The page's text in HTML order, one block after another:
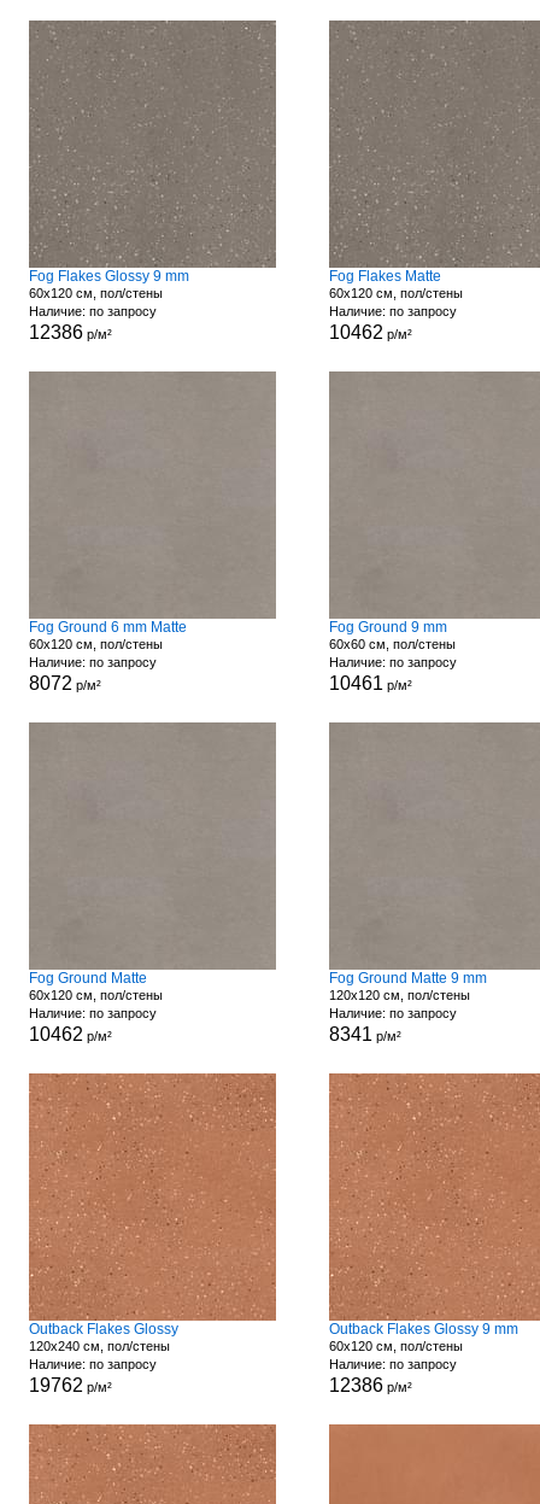
Fog Flakes Glossy 9 mm
60x120 см, пол/стены
Наличие: по запросу
12386р/м²
Fog Flakes Matte
60x120 см, пол/стены
Наличие: по запросу
10462 р/м²
Fog Ground 6 mm Matte
60x120 см, пол/стены
Наличие: по запросу
8072 р/м²
Fog Ground 9 mm
60x60 см, пол/стены
Наличие: по запросу
10461 р/м²
Fog Ground Matte
60x120 см, пол/стены
Наличие: по запросу
10462 р/м²
Fog Ground Matte 9 mm
120x120 см, пол/стены
Наличие: по запросу
8341 р/м²
Outback Flakes Glossy
120x240 см, пол/стены
Наличие: по запросу
19762 р/м²
Outback Flakes Glossy 9 mm
60x120 см, пол/стены
Наличие: по запросу
12386р/м²